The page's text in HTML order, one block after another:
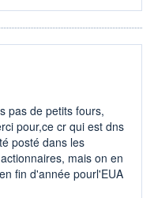
pas de petits fours,
pour,ce cr qui est dns
posté dans les
mais on en
fin d'année pourl'EUA